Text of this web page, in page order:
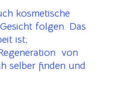
kosmetische
folgen. Das
ist;
von
selber finden und